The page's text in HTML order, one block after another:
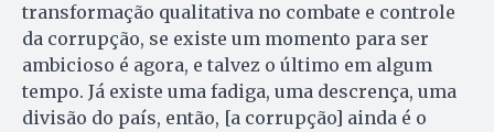
transformação qualitativa no combate e controle
da corrupção, se existe um momento para ser
ambicioso é agora, e talvez o último em algum
tempo. Já existe uma fadiga, uma descrença, uma
divisão do país, então, [a corrupção] ainda é o